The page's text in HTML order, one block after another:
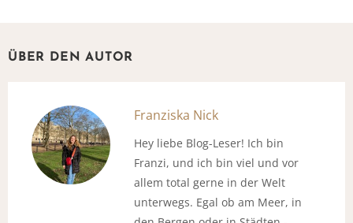
ÜBER DEN AUTOR
Franziska Nick
Hey liebe Blog-Leser! Ich bin
Franzi, und ich bin viel und vor
allem total gerne in der Welt
unterwegs. Egal ob am Meer, in